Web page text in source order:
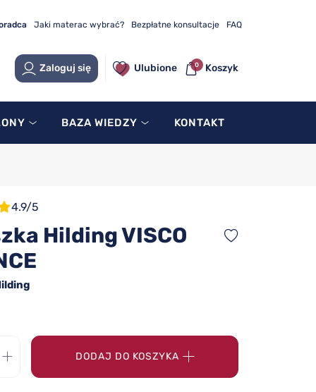
Jaki materac wybrać? Bezpłatne konsultacje FAQ
Zaloguj się Ulubione Koszyk
0
BAZA WIEDZY KONTAKT
4.9/5
Hilding VISCO
DODAJ DO KOSZYKA